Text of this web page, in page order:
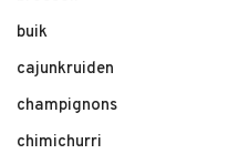
buik
cajunkruiden
champignons
chimichurri